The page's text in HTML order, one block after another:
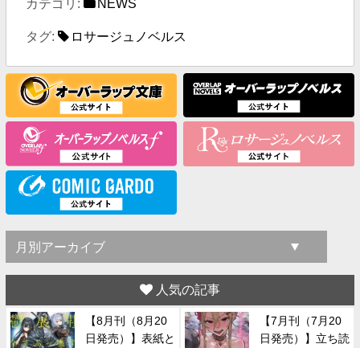
カテゴリ: NEWS
タグ: ロサージュノベルス
人気の記事
【8月刊（8月20
日発売）】表紙と
【7月刊（7月20
日発売）】立ち読